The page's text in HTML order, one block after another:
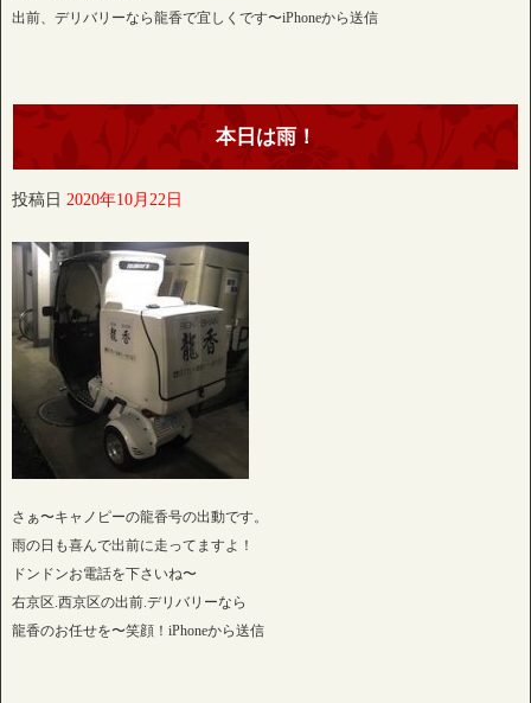
出前、デリバリーなら龍香で宜しくです〜iPhoneから送信
本日は雨！
投稿日 2020年10月22日
さぁ〜キャノピーの龍香号の出動です。
雨の日も喜んで出前に走ってますよ！
ドンドンお電話を下さいね〜
右京区.西京区の出前.デリバリーなら
龍香のお任せを〜笑顔！iPhoneから送信